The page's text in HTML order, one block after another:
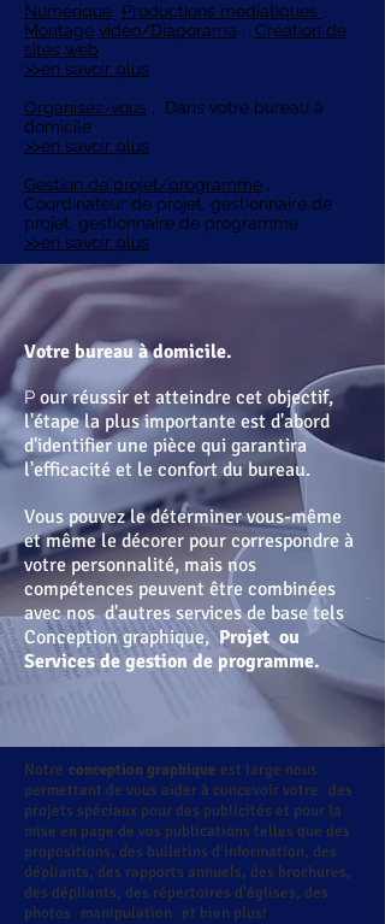
Numérique Productions médiatiques ,
Montage vidéo/Diaporama , Création de
sites web
>>en savoir plus
Organisez-vous ,
Dans votre bureau à
domicile
>>en savoir plus
Gestion de projet/programme ,
Coordinateur de projet, gestionnaire de
projet, gestionnaire de programme
>>en savoir plus
Votre bureau à domicile.
P our réussir et atteindre cet objectif,
l'étape la plus importante est d'abord
d'identifier une pièce qui garantira
l'efficacité et le confort du bureau.
Vous pouvez le déterminer vous-même
et même le décorer pour correspondre à
votre personnalité, mais nos
compétences peuvent être combinées
avec nos d'autres services de base tels
Conception graphique, Projet ou
Services de gestion de programme.
Notre conception graphique est large nous
permettant de vous aider à concevoir votre
des
projets spéciaux pour des publicités et pour la
mise en page de vos publications telles que des
propositions, des bulletins d'information, des
dépliants, des rapports annuels, des brochures,
des dépliants, des répertoires d'églises, des
photos
manipulation et bien plus!